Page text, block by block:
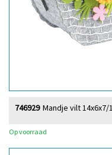
Mandje vilt
746929
Op voorraad